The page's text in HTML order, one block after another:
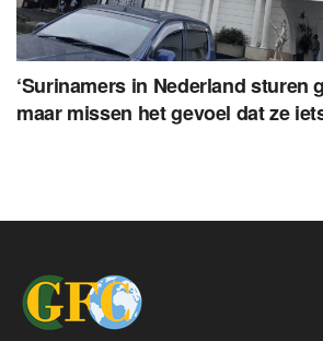
‘Surinamers in Nederland sturen
maar missen het gevoel dat ze